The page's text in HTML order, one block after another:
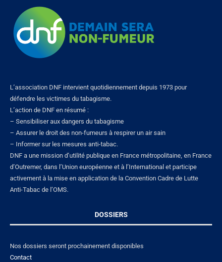
L’association DNF intervient quotidiennement depuis 1973 pour
défendre les victimes du tabagisme.
L’action de DNF en résumé :
– Sensibiliser aux dangers du tabagisme
– Assurer le droit des non-fumeurs à respirer un air sain
– Informer sur les mesures anti-tabac.
DNF a une mission d’utilité publique en France métropolitaine, en France
d’Outremer, dans l’Union européenne et à l’International et participe
activement à la mise en application de la Convention Cadre de Lutte
Anti-Tabac de l’OMS.
DOSSIERS
Nos dossiers seront prochainement disponibles
Contact